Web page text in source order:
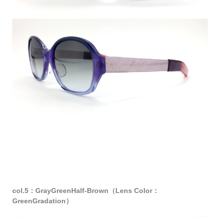
col.5：GrayGreenHalf-Brown（Lens Color：
GreenGradation）